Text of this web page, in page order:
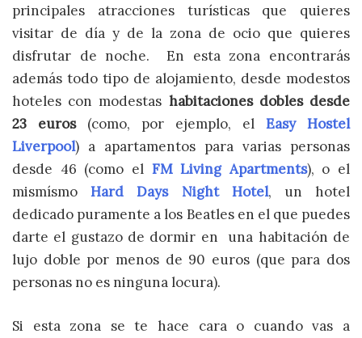
principales atracciones turísticas que quieres
visitar de día y de la zona de ocio que quieres
disfrutar de noche. En esta zona encontrarás
además todo tipo de alojamiento, desde modestos
hoteles con modestas habitaciones dobles desde
23 euros(como, por ejemplo, el Easy Hostel
Liverpool) a apartamentos para varias personas
desde 46 (como el FM Living Apartments), o el
mismísmoHard Days Night Hotel, un hotel
dedicado puramente a los Beatles en el que puedes
darte el gustazo de dormir en una habitación de
lujo doble por menos de 90 euros (que para dos
personas no es ninguna locura).
Si esta zona se te hace cara o cuando vas a